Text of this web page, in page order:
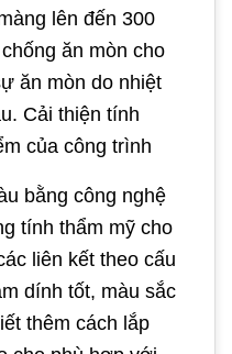
lên đến 300
ăn mòn cho
ăn mòn do nhiệt
Cải thiện tính
của công trình
bằng công nghệ
tính thẩm mỹ cho
liên kết theo cấu
dính tốt, màu sắc
thêm cách lắp